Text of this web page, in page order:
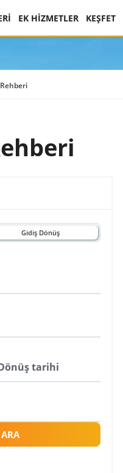
EK HİZMETLER KEŞFET
Gidiş Dönüş
tarihi